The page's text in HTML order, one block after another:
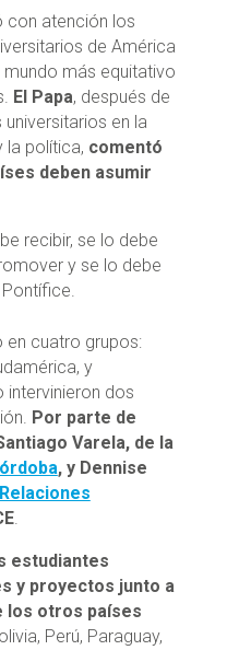
con atención los
de América
más equitativo
El Papa, después de
en la
la política, comentó
deben asumir
recibir, se lo debe
y se lo debe
en cuatro grupos:
y
intervinieron dos
Por parte de
Varela, de la
, y Dennise
Relaciones
.
estudiantes
y proyectos junto a
los otros países
Perú, Paraguay,